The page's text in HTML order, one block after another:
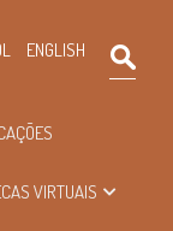
ENGLISH
VIRTUAIS